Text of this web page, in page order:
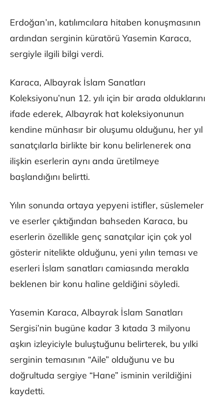
Erdoğan’ın, katılımcılara hitaben konuşmasının
ardından serginin küratörü Yasemin Karaca,
sergiyle ilgili bilgi verdi.
Karaca, Albayrak İslam Sanatları
Koleksiyonu’nun 12. yılı için bir arada olduklarını
ifade ederek, Albayrak hat koleksiyonunun
kendine münhasır bir oluşumu olduğunu, her yıl
sanatçılarla birlikte bir konu belirlenerek ona
ilişkin eserlerin aynı anda üretilmeye
başlandığını belirtti.
Yılın sonunda ortaya yepyeni istifler, süslemeler
ve eserler çıktığından bahseden Karaca, bu
eserlerin özellikle genç sanatçılar için çok yol
gösterir nitelikte olduğunu, yeni yılın teması ve
eserleri İslam sanatları camiasında merakla
beklenen bir konu haline geldiğini söyledi.
Yasemin Karaca, Albayrak İslam Sanatları
Sergisi’nin bugüne kadar 3 kıtada 3 milyonu
aşkın izleyiciyle buluştuğunu belirterek, bu yılki
serginin temasının “Aile” olduğunu ve bu
doğrultuda sergiye “Hane” isminin verildiğini
kaydetti.